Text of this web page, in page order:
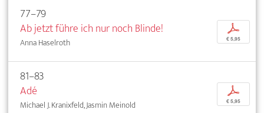
77–79
Ab jetzt führe ich nur noch Blinde!
Anna Haselroth
p
€ 5,95
81–83
Adé
Michael J. Kranixfeld, Jasmin Meinold
p
€ 5,95